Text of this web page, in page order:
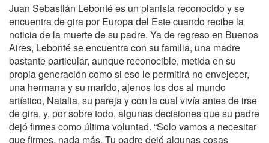
Juan Sebastián Lebonté es un pianista reconocido y se
encuentra de gira por Europa del Este cuando recibe la
noticia de la muerte de su padre. Ya de regreso en Buenos
Aires, Lebonté se encuentra con su familia, una madre
bastante particular, aunque reconocible, metida en su
propia generación como si eso le permitirá no envejecer,
una hermana y su marido, ajenos los dos al mundo
artístico, Natalia, su pareja y con la cual vivía antes de irse
de gira, y, por sobre todo, algunas decisiones que su padre
dejó firmes como última voluntad. “Solo vamos a necesitar
que firmes, nada más. Tu padre dejó algunas cosas